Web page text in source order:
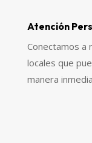
Atención
Conectamos a
locales que
manera